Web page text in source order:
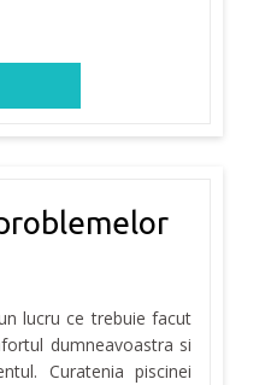
lucru ce trebuie facut
dumneavoastra si
Curatenia piscinei